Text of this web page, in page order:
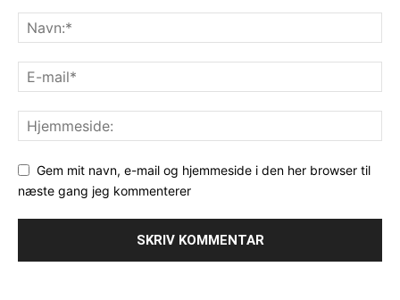
Gem mit navn, e-mail og hjemmeside i den her browser til
næste gang jeg kommenterer